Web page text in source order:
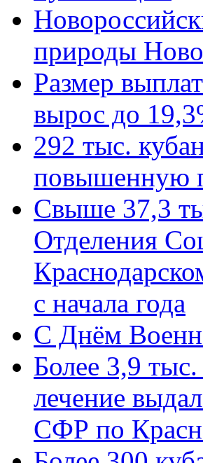
природы
Размер
вырос до
292 тыс.
повышенную
Свыше 37,3
Отделения
с начала года
C Днём
Более 3,9
лечение
СФР по